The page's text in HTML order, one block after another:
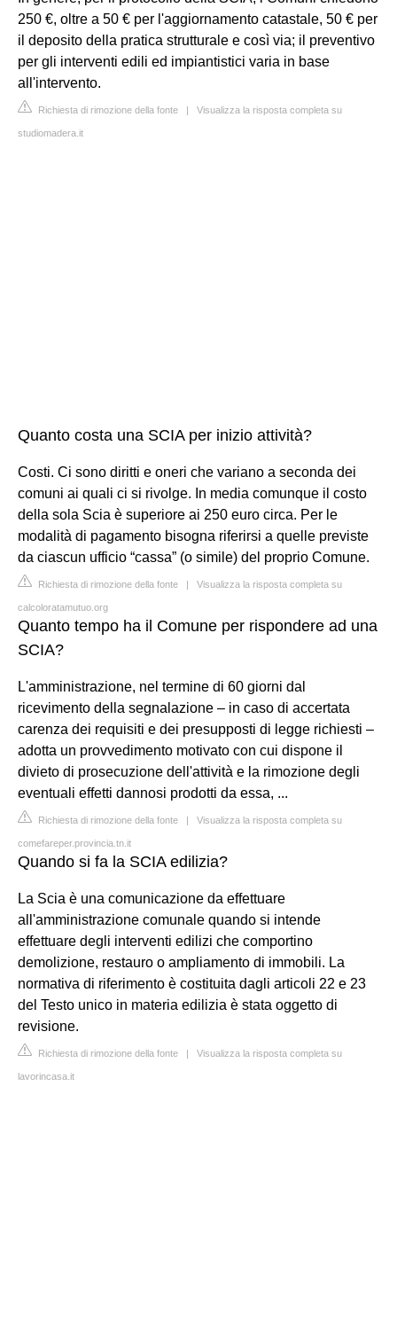
250 €, oltre a 50 € per l'aggiornamento catastale, 50 € per
il deposito della pratica strutturale e così via; il preventivo
per gli interventi edili ed impiantistici varia in base
all'intervento.
Richiesta di rimozione della fonte | Visualizza la risposta completa su
studiomadera.it
Quanto costa una SCIA per inizio attività?
Costi. Ci sono diritti e oneri che variano a seconda dei
comuni ai quali ci si rivolge. In media comunque il costo
della sola Scia è superiore ai 250 euro circa. Per le
modalità di pagamento bisogna riferirsi a quelle previste
da ciascun ufficio “cassa” (o simile) del proprio Comune.
Richiesta di rimozione della fonte | Visualizza la risposta completa su
calcoloratamutuo.org
Quanto tempo ha il Comune per rispondere ad una
SCIA?
L'amministrazione, nel termine di 60 giorni dal
ricevimento della segnalazione – in caso di accertata
carenza dei requisiti e dei presupposti di legge richiesti –
adotta un provvedimento motivato con cui dispone il
divieto di prosecuzione dell'attività e la rimozione degli
eventuali effetti dannosi prodotti da essa, ...
Richiesta di rimozione della fonte | Visualizza la risposta completa su
comefareper.provincia.tn.it
Quando si fa la SCIA edilizia?
La Scia è una comunicazione da effettuare
all'amministrazione comunale quando si intende
effettuare degli interventi edilizi che comportino
demolizione, restauro o ampliamento di immobili. La
normativa di riferimento è costituita dagli articoli 22 e 23
del Testo unico in materia edilizia è stata oggetto di
revisione.
Richiesta di rimozione della fonte | Visualizza la risposta completa su
lavorincasa.it